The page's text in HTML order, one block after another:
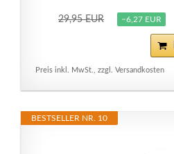
29,95 EUR −6,27 EUR
Preis inkl. MwSt., zzgl. Versandkosten
BESTSELLER NR. 10